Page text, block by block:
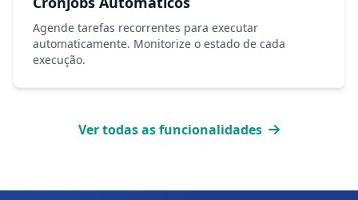
Agende tarefas recorrentes para executar
automaticamente. Monitorize o estado de cada
execução.
Ver todas as funcionalidades